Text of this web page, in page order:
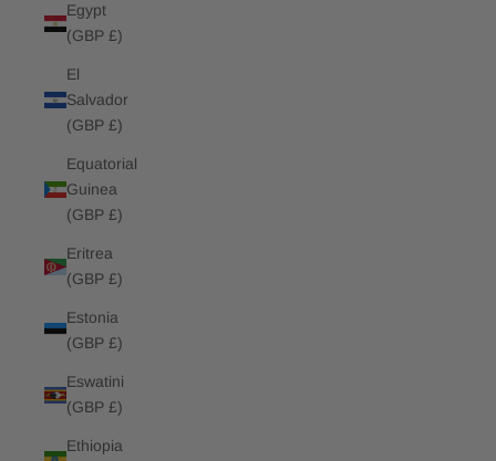
Egypt
(GBP £)
El
Salvador
(GBP £)
Equatorial
Guinea
(GBP £)
Eritrea
(GBP £)
Estonia
(GBP £)
Eswatini
(GBP £)
Ethiopia